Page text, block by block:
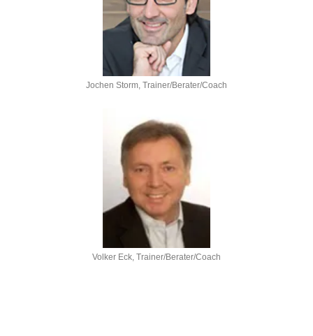
Jochen Storm, Trainer/Berater/Coach
Volker Eck, Trainer/Berater/Coach